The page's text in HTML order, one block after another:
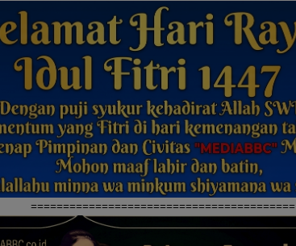
=========================================